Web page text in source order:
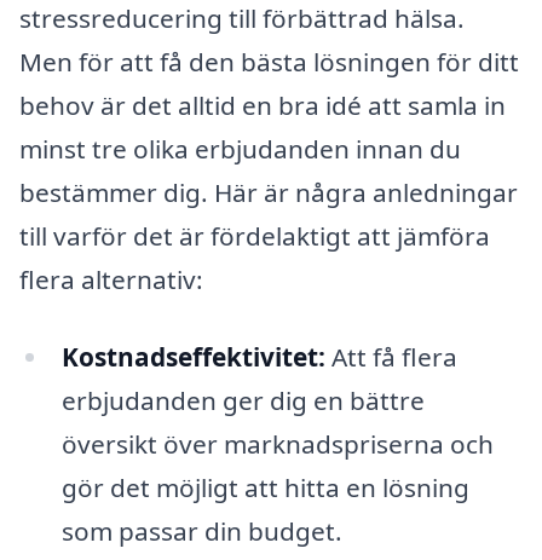
stressreducering till förbättrad hälsa.
Men för att få den bästa lösningen för ditt
behov är det alltid en bra idé att samla in
minst tre olika erbjudanden innan du
bestämmer dig. Här är några anledningar
till varför det är fördelaktigt att jämföra
flera alternativ:
Kostnadseffektivitet: Att få flera
erbjudanden ger dig en bättre
översikt över marknadspriserna och
gör det möjligt att hitta en lösning
som passar din budget.